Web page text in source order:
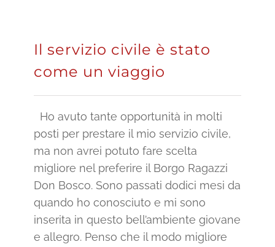
Il servizio civile è stato
come un viaggio
Ho avuto tante opportunità in molti
posti per prestare il mio servizio civile,
ma non avrei potuto fare scelta
migliore nel preferire il Borgo Ragazzi
Don Bosco. Sono passati dodici mesi da
quando ho conosciuto e mi sono
inserita in questo bell’ambiente giovane
e allegro. Penso che il modo migliore